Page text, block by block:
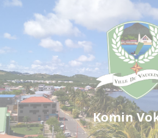
Skip
content
Skip
navigation
Skip
footer
Komin